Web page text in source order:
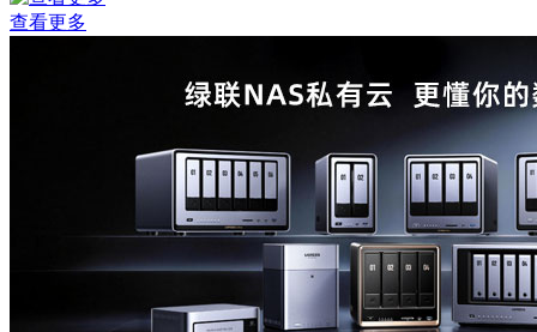
查看更多